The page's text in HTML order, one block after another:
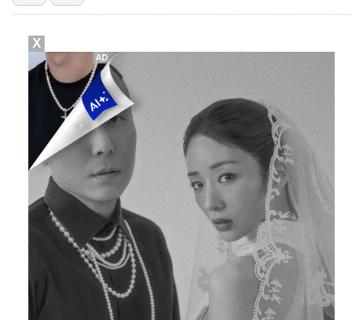
에스파 고척돔 공연에 반가운 얼굴…아이들 미연·트와이스…
X